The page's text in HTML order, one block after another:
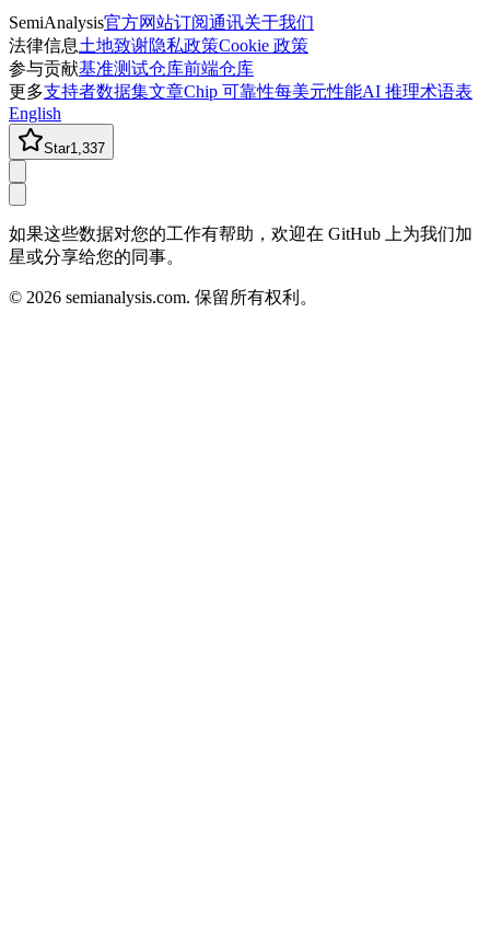
SemiAnalysis官方网站订阅通讯关于我们
法律信息土地致谢隐私政策Cookie 政策
参与贡献基准测试仓库前端仓库
更多支持者数据集文章Chip 可靠性每美元性能AI 推理术语表
English
Star1,337
如果这些数据对您的工作有帮助，欢迎在 GitHub 上为我们加
星或分享给您的同事。
© 2026 semianalysis.com. 保留所有权利。